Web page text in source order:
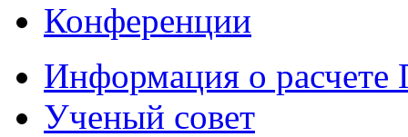
Конференции
Информация о
Ученый совет